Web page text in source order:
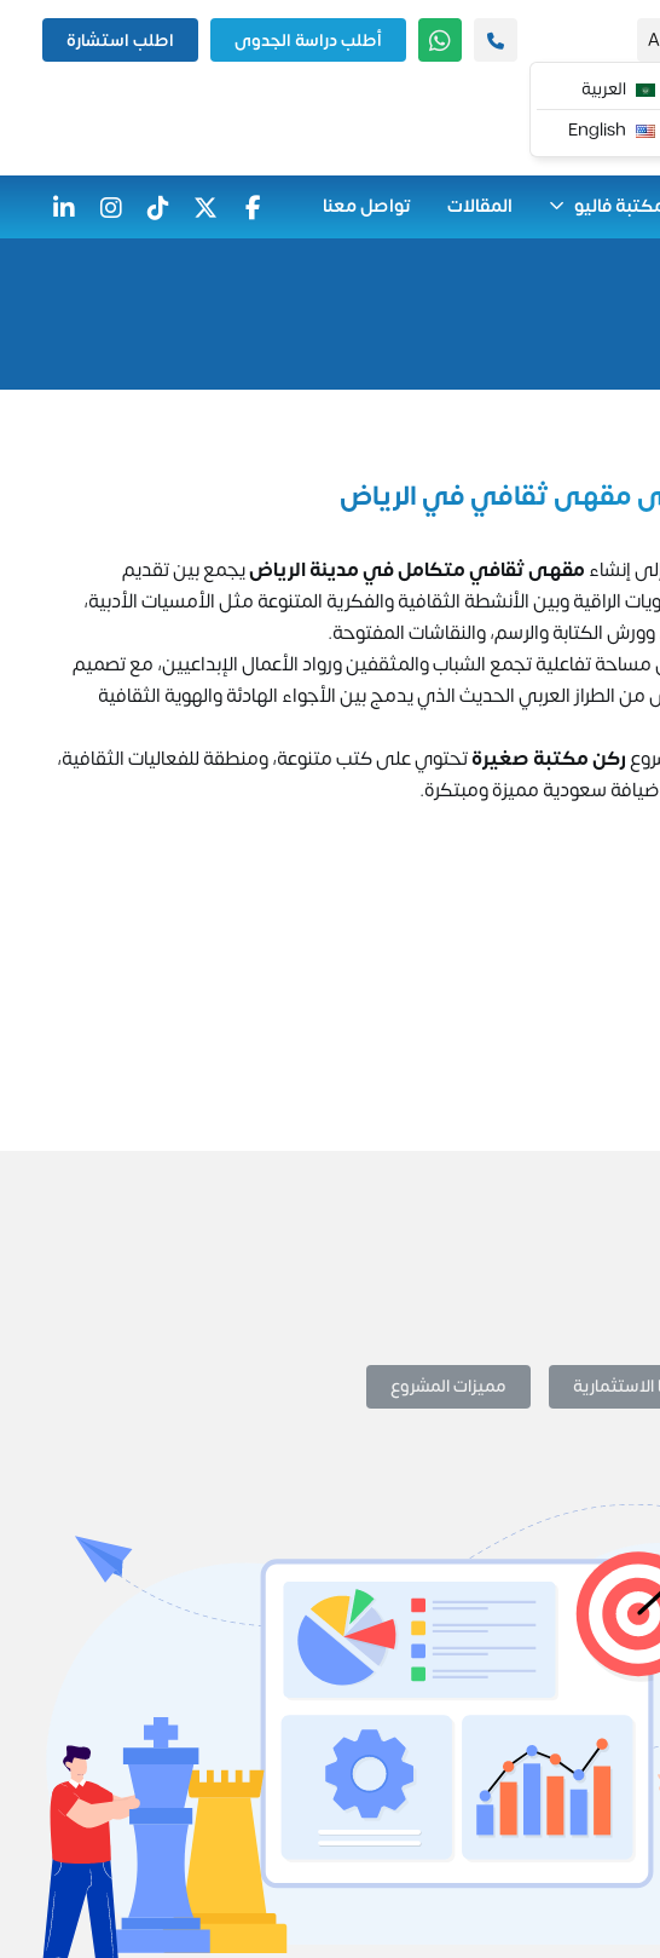
العربية
أطلب دراسة الجدوى اطلب استشارة
فاليو المقالات تواصل معنا
مقهى ثقافي في الرياض
إنشاءمقهى ثقافي متكامل في مدينة الرياضيجمع بين تقديم
الراقية وبين الأنشطة الثقافية والفكرية المتنوعة مثل الأمسيات الأدبية،
الكتابة والرسم، والنقاشات المفتوحة.
تفاعلية تجمع الشباب والمثقفين ورواد الأعمال الإبداعيين، مع تصميم
العربي الحديث الذي يدمج بين الأجواء الهادئة والهوية الثقافية
ركن مكتبة صغيرةتحتوي على كتب متنوعة، ومنطقة للفعاليات الثقافية،
سعودية مميزة ومبتكرة.
الاستثمارية مميزات المشروع